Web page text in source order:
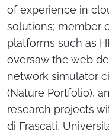
of experience in
solutions; member
platforms such as
oversaw the web
network simulator
(Nature Portfolio),
research projects
di Frascati,